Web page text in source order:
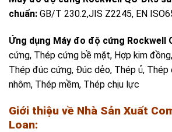
chuẩn: GB/T 230.2,JIS Z2245, EN
Ứng dụng Máy đo độ cứng Rockwell
cứng, Thép cứng bề mặt, Hợp kim
Thép đúc cứng, Đúc dẻo, Thép ủ, Thép
nhôm, Thép mềm, Thép chịu lực
Giới thiệu về Nhà Sản Xuất
Loan: